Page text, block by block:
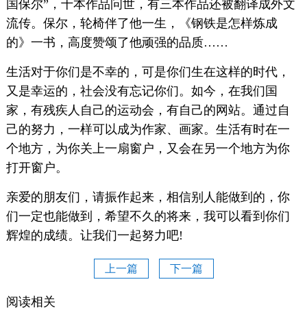
国保尔”，十本作品问世，有三本作品还被翻译成外文
流传。保尔，轮椅伴了他一生，《钢铁是怎样炼成
的》一书，高度赞颂了他顽强的品质……
生活对于你们是不幸的，可是你们生在这样的时代，
又是幸运的，社会没有忘记你们。如今，在我们国
家，有残疾人自己的运动会，有自己的网站。通过自
己的努力，一样可以成为作家、画家。生活有时在一
个地方，为你关上一扇窗户，又会在另一个地方为你
打开窗户。
亲爱的朋友们，请振作起来，相信别人能做到的，你
们一定也能做到，希望不久的将来，我可以看到你们
辉煌的成绩。让我们一起努力吧!
上一篇 下一篇
阅读相关